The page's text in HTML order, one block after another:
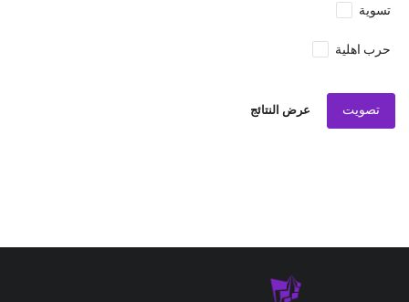
تسوية
حرب اهلية
تصويت عرض النتائج